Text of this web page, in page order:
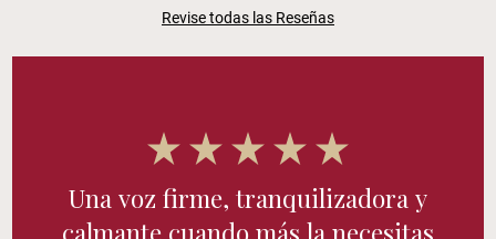
Revise todas las Reseñas
Una voz firme, tranquilizadora y
calmante cuando más la necesitas